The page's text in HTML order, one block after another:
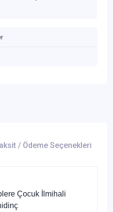
/ Ödeme Seçenekleri
Çocuk İlmihali